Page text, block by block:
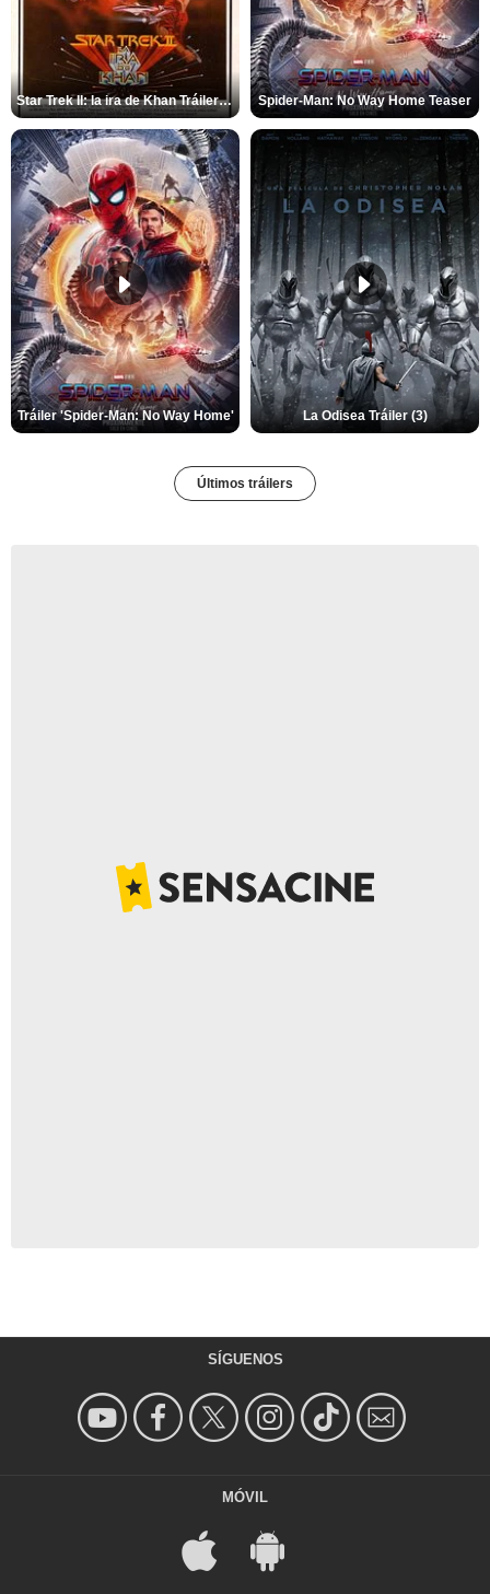
Star Trek II: la ira de Khan Tráiler VO Spider-Man: No Way Home Teaser
Tráiler 'Spider-Man: No Way Home' La Odisea Tráiler (3)
Últimos tráilers
SÍGUENOS
MÓVIL